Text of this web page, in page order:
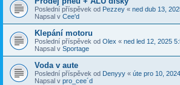
Poslední příspěvek od Pezzey « ned dub 13,
Napsal v Cee'd
Klepání motoru
Poslední příspěvek od Olex « ned led 12, 2025
Napsal v Sportage
Voda v aute
Poslední příspěvek od Denyyy « úte pro 10,
Napsal v pro_cee´d